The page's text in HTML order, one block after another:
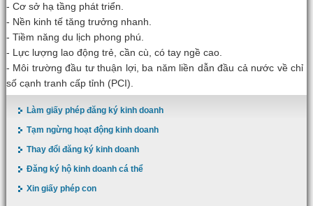
- Cơ sở hạ tầng phát triển.
- Nền kinh tế tăng trưởng nhanh.
- Tiềm năng du lịch phong phú.
- Lực lượng lao động trẻ, cần cù, có tay ngề cao.
- Môi trường đầu tư thuận lợi, ba năm liền dẫn đầu cả nước về chỉ
số cạnh tranh cấp tỉnh (PCI).
Làm giấy phép đăng ký kinh doanh
Tạm ngừng hoạt động kinh doanh
Thay đổi đăng ký kinh doanh
Đăng ký hộ kinh doanh cá thể
Xin giấy phép con